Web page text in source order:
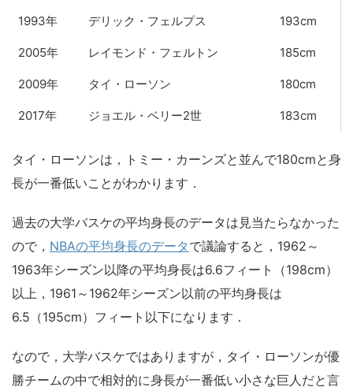
1993年 デリック・フェルプス 193cm
2005年 レイモンド・フェルトン 185cm
2009年 タイ・ローソン 180cm
2017年 ジョエル・ベリー2世 183cm
タイ・ローソンは，トミー・カーンズと並んで180cmと身
長が一番低いことがわかります．
過去の大学バスケの平均身長のデータは見当たらなかった
ので， NBAの平均身長のデータ で議論すると，1962～
1963年シーズン以降の平均身長は6.6フィート（198cm）
以上，1961～1962年シーズン以前の平均身長は
6.5（195cm）フィート以下になります．
なので，大学バスケではありますが，タイ・ローソンが優
勝チームの中で相対的に身長が一番低い小さな巨人だと言